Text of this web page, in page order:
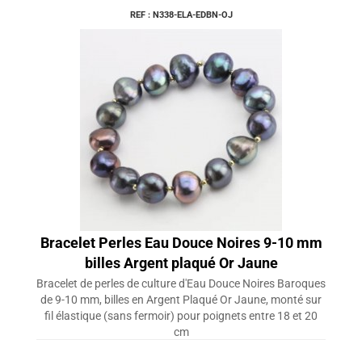
REF : N338-ELA-EDBN-OJ
Bracelet Perles Eau Douce Noires 9-10 mm
billes Argent plaqué Or Jaune
Bracelet de perles de culture d'Eau Douce Noires Baroques
de 9-10 mm, billes en Argent Plaqué Or Jaune, monté sur
fil élastique (sans fermoir) pour poignets entre 18 et 20
cm